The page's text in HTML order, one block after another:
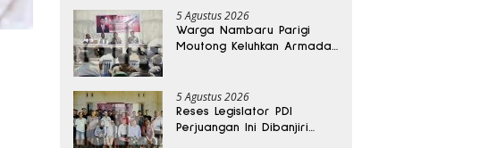
5 Agustus 2026
Warga Nambaru Parigi
Moutong Keluhkan Armada
Reses Legislator PKS
5 Agustus 2026
Reses Legislator PDI
Perjuangan Ini Dibanjiri